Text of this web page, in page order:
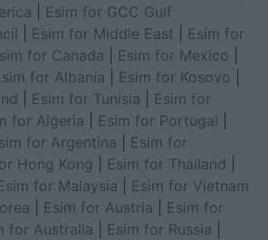
Esim for GCC Gulf
Esim for Middle East
Esim for
for Canada Esim for Mexico
for Albania Esim for Kosovo
Esim for Tunisia
Esim for
for Algeria Esim for Portugal
for Argentina
Esim for
Hong Kong Esim for Thailand
for Malaysia
Esim for Vietnam
Esim for Austria
Esim for
for Australia Esim for Russia